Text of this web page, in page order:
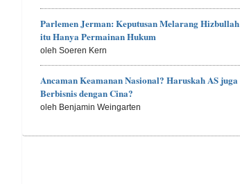
Parlemen Jerman: Keputusan Melarang Hizbullah
itu Hanya Permainan Hukum
oleh Soeren Kern
Ancaman Keamanan Nasional? Haruskah AS juga
Berbisnis dengan Cina?
oleh Benjamin Weingarten